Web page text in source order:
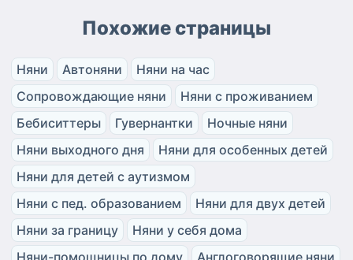
Похожие страницы
Няни Автоняни
Няни на час
Сопровождающие няни
Няни с проживанием
Бебиситтеры
Гувернантки
Ночные няни
Няни выходного дня
Няни для особенных детей
Няни для детей с аутизмом
Няни с пед. образованием
Няни для двух детей
Няни за границу
Няни у себя дома